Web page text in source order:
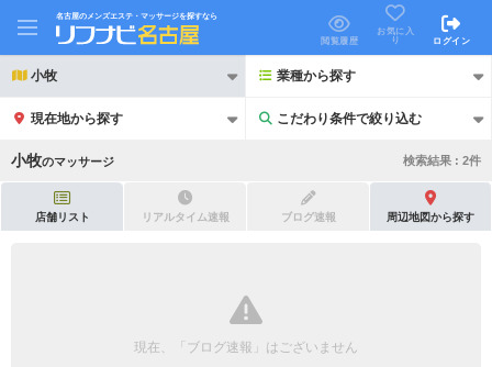
名古屋のメンズエステ・マッサージを探すなら
閲覧履歴
お気に入
り
ログイン
小牧 業種から探す
現在地から探す こだわり条件で絞り込む
こだわり条件で絞り込む
小牧のマッサージ 検索結果 : 2件
店舗リスト リアルタイム速報 ブログ速報 周辺地図から探す
現在、「ブログ速報」はございません